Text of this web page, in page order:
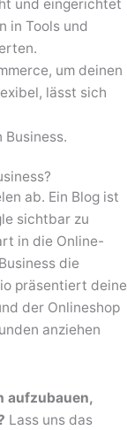
und eingerichtet
in Tools und
um deinen
lässt sich
ab. Ein Blog ist
sichtbar zu
in die Online-
die
präsentiert deine
der Onlineshop
anziehen
aufzubauen,
Lass uns das